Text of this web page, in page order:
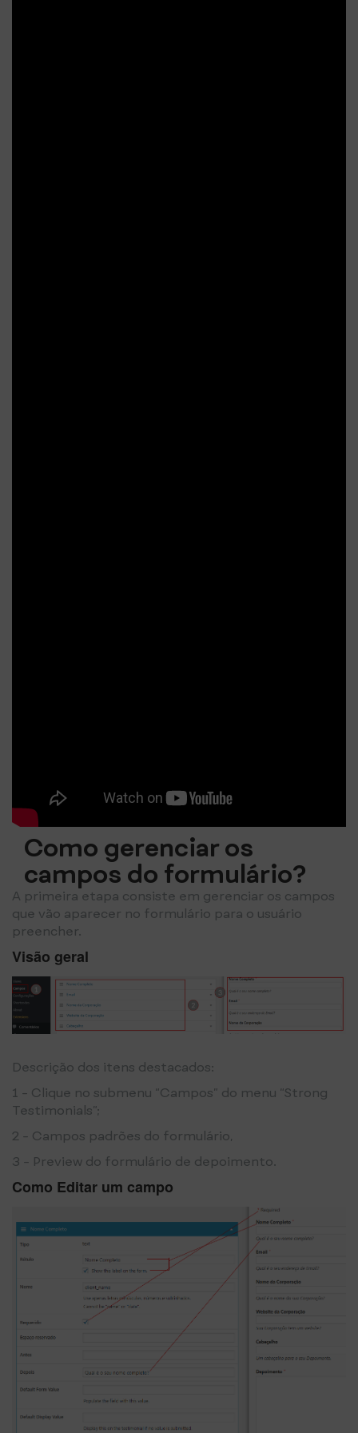
Como gerenciar os
campos do formulário?
A primeira etapa consiste em gerenciar os campos
que vão aparecer no formulário para o usuário
preencher.
Visão geral
Descrição dos itens destacados:
1 - Clique no submenu “Campos” do menu “Strong
Testimonials”;
2 - Campos padrões do formulário,
3 - Preview do formulário de depoimento.
Como Editar um campo